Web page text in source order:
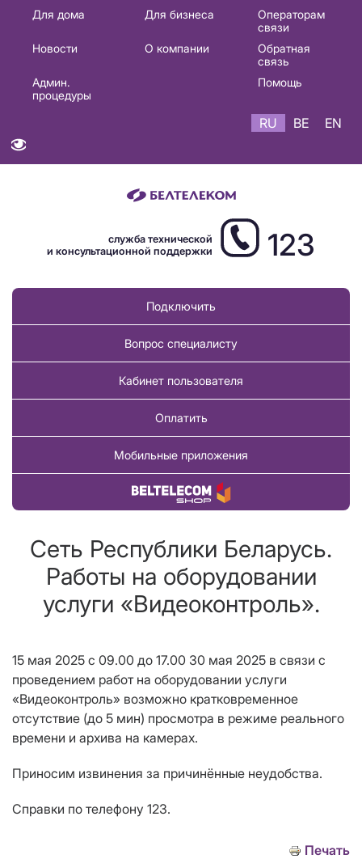
Основная
навигация
Для дома Для бизнеса
Операторам
связи
Новости
О компании
Обратная
связь
Админ.
процедуры
Помощь
RU BE EN
служба технической
и консультационной поддержки
123
Подключить
Вопрос специалисту
Кабинет пользователя
Оплатить
Мобильные приложения
Купить товар
Сеть Республики Беларусь.
Работы на оборудовании
услуги «Видеоконтроль».
15 мая 2025 с 09.00 до 17.00 30 мая 2025 в связи с
проведением работ на оборудовании услуги
«Видеоконтроль» возможно кратковременное
отсутствие (до 5 мин) просмотра в режиме реального
времени и архива на камерах.
Приносим извинения за причинённые неудобства.
Справки по телефону 123.
Печать